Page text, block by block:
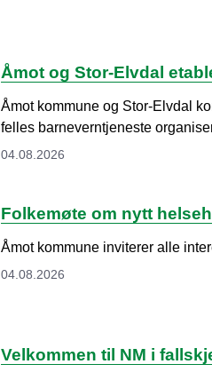
Åmot og Stor-Elvdal
Åmot kommune og Stor-Elvdal
felles barneverntjeneste
04.08.2026
Folkemøte om nytt
Åmot kommune inviterer alle
04.08.2026
Velkommen til NM i